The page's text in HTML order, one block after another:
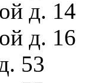
д. 14
д. 16
53